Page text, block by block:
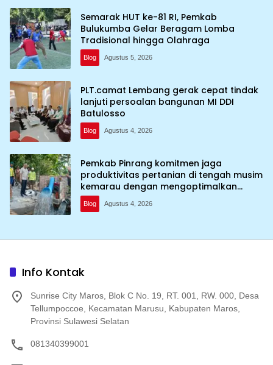
Semarak HUT ke-81 RI, Pemkab
Bulukumba Gelar Beragam Lomba
Tradisional hingga Olahraga
Blog Agustus 5, 2026
PLT.camat Lembang gerak cepat tindak
lanjuti persoalan bangunan MI DDI
Batulosso
Blog Agustus 4, 2026
Pemkab Pinrang komitmen jaga
produktivitas pertanian di tengah musim
kemarau dengan mengoptimalkan
program Irigasi perpompaan (Irpom)
Blog Agustus 4, 2026
Info Kontak
Sunrise City Maros, Blok C No. 19, RT. 001, RW. 000, Desa
Tellumpoccoe, Kecamatan Marusu, Kabupaten Maros,
Provinsi Sulawesi Selatan
081340399001